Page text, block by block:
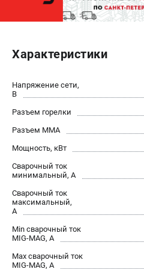
Генераторы дизельные
Генераторы сварочные
Как выбрать бензопилу?
Как правильно выбрать
Как выбрать сварочный
Характеристики
Напряжение сети,
В
Разъем горелки
Разъем ММА
Мощность, кВт
Сварочный ток
минимальный, А
Сварочный ток
максимальный,
А
Min сварочный ток
MIG-MAG, А
Max сварочный ток
MIG-MAG, А